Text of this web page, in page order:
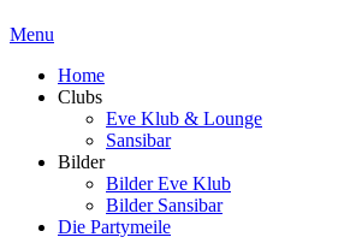
Menu
Home
Clubs
Eve Klub & Lounge
Sansibar
Bilder
Bilder Eve Klub
Bilder Sansibar
Die Partymeile